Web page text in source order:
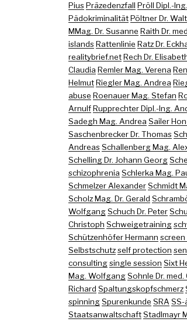
Pius Präzedenzfall Pröll Dipl.-
Pädokriminalität Pöltner Dr.
MMag. Dr. Susanne Raith Dr.
islands Rattenlinie Ratz Dr.
realitybrief.net Rech Dr.
Claudia Remler Mag. Verena
Helmut Riegler Mag. Andrea
abuse Roenauer Mag. Stefan
Arnulf Rupprechter Dipl.-Ing.
Sadegh Mag. Andrea Sailer
Saschenbrecker Dr. Thomas
Andreas Schallenberg Mag.
Schelling Dr. Johann Georg
schizophrenia Schlerka Mag.
Schmelzer Alexander Schmidt
Scholz Mag. Dr. Gerald
Wolfgang Schuch Dr. Peter
Christoph Schweigetraining
Schützenhöfer Hermann screen
Selbstschutz self protection
consulting single session Sixt
Mag. Wolfgang Sohnle Dr. med.
Richard Spaltungskopfschmerz
spinning Spurenkunde SRA SS-
Staatsanwaltschaft Stadlmayr